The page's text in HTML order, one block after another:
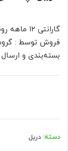
گارانتی ۱۲ ماهه رونیکس
فروش توسط :
بسته‌بندی و
دسته: دریل